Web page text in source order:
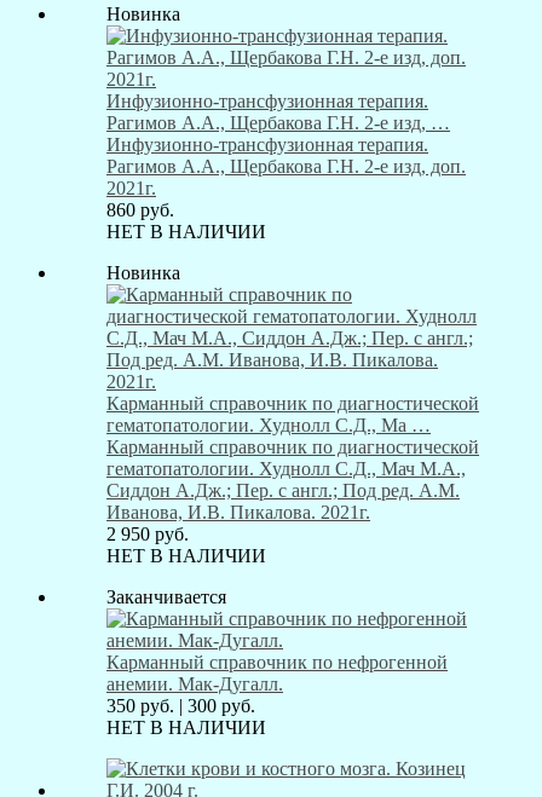
Новинка
Инфузионно-трансфузионная терапия.
Рагимов А.А., Щербакова Г.Н. 2-е изд, …
Инфузионно-трансфузионная терапия.
Рагимов А.А., Щербакова Г.Н. 2-е изд, доп.
2021г.
860 руб.
НЕТ В НАЛИЧИИ
Новинка
Карманный справочник по диагностической
гематопатологии. Худнолл С.Д., Ма …
Карманный справочник по диагностической
гематопатологии. Худнолл С.Д., Мач М.А.,
Сиддон А.Дж.; Пер. с англ.; Под ред. А.М.
Иванова, И.В. Пикалова. 2021г.
2 950 руб.
НЕТ В НАЛИЧИИ
Заканчивается
Карманный справочник по нефрогенной
анемии. Мак-Дугалл.
350 руб. | 300 руб.
НЕТ В НАЛИЧИИ